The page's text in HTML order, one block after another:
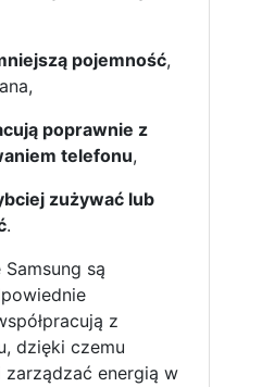
pojemność,
poprawnie z
telefonu,
zużywać lub
.
są
z
dzięki czemu
energią w